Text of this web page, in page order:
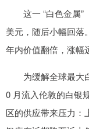
这一 “白色金属”
美元，随后小幅回落
年内价值翻倍，涨幅
为缓解全球最大白
0 月流入伦敦的白银
区的供应带来压力：